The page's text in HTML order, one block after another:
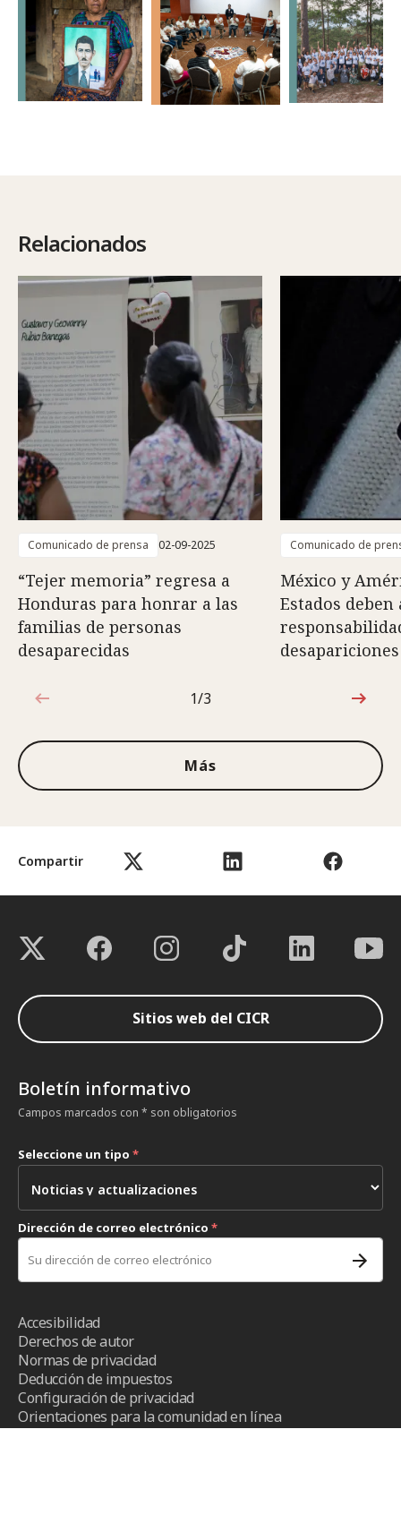
Compartir
Relacionados
Comunicado de prensa 02-09-2025
“Tejer memoria” regresa a
Honduras para honrar a las
familias de personas
desaparecidas
Comunicado de
México y
Estados
desapariciones
1de3
1/3
Más
Sitios web del CICR
Boletín informativo
Campos marcados con * son obligatorios
Seleccione un tipo *
Dirección de correo electrónico *
Accesibilidad
Derechos de autor
Normas de privacidad
Deducción de impuestos
Configuración de privacidad
Orientaciones para la comunidad en línea